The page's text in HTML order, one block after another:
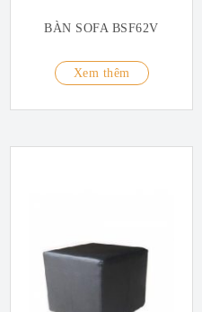
BÀN SOFA BSF62V
Xem thêm